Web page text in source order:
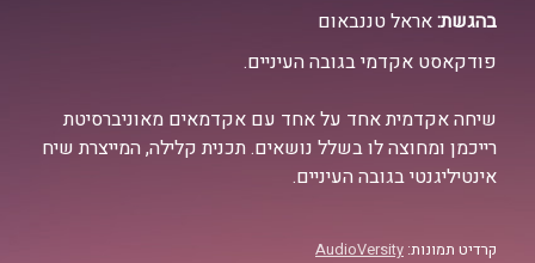
בהגשת:אראל טננבאום
פודקאסט אקדמי בגובה העיניים.
שיחה אקדמית אחד על אחד עם אקדמאים מאוניברסיטת
רייכמן ומחוצה לו בשלל נושאים. תכנית קלילה, המייצרת שיח
אינטיליגנטי בגובה העיניים.
קרדיט תמונות: AudioVersity